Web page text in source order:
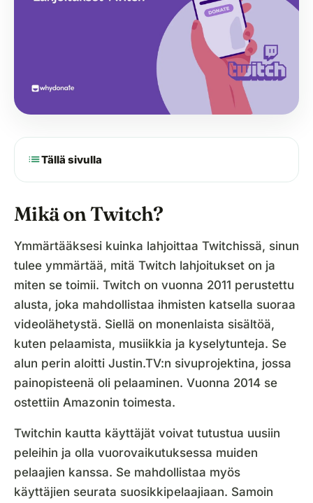
listTällä sivulla
Mikä on Twitch?
Ymmärtääksesi kuinka lahjoittaa Twitchissä, sinun
tulee ymmärtää, mitä Twitch lahjoitukset on ja
miten se toimii. Twitch on vuonna 2011 perustettu
alusta, joka mahdollistaa ihmisten katsella suoraa
videolähetystä. Siellä on monenlaista sisältöä,
kuten pelaamista, musiikkia ja kyselytunteja. Se
alun perin aloitti Justin.TV:n sivuprojektina, jossa
painopisteenä oli pelaaminen. Vuonna 2014 se
ostettiin Amazonin toimesta.
Twitchin kautta käyttäjät voivat tutustua uusiin
peleihin ja olla vuorovaikutuksessa muiden
pelaajien kanssa. Se mahdollistaa myös
käyttäjien seurata suosikkipelaajiaan. Samoin